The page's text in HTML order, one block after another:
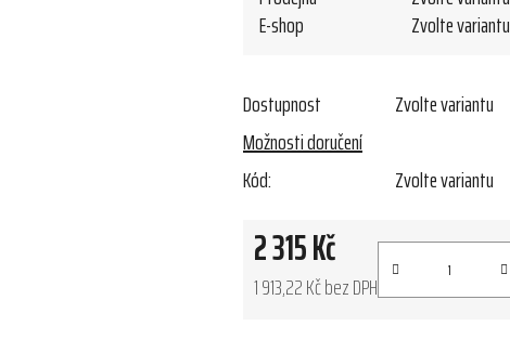
E-shop
Zvolte variantu
Dostupnost
Zvolte variantu
Možnosti doručení
Kód:
Zvolte variantu
2 315 Kč
1 913,22 Kč bez DPH